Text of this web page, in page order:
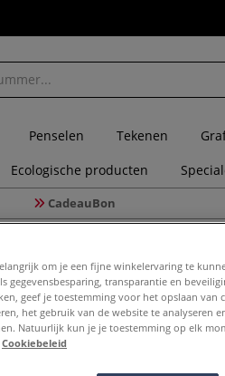
Penselen Tekenen
Ecologische producten
CadeauBon
— 6-set Fluorescent
om je een fijne winkelervaring te
gegevensbesparing, transparantie en
geef je toestemming voor het opslaan van
het gebruik van de website te analyseren
Natuurlijk kun je je toestemming op elk
Cookiebeleid